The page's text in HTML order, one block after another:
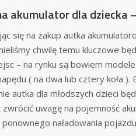
akumulator dla dziecka
się na zakup autka
chwilę temu kluczowe
– na rynku są bowiem
( na dwa lub cztery koła
autka dla młodszych dzieci
uwagę na pojemność
ponownego naładowania